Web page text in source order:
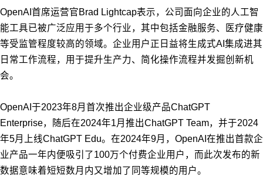
OpenAI首席运营官Brad Lightcap表示，公司面向企业的人工智
能工具已被广泛应用于多个行业，其中包括金融服务、医疗健康
等受监管程度较高的领域。企业用户正日益将生成式AI集成进其
日常工作流程，用于提升生产力、简化操作流程并发掘创新机
会。
OpenAI于2023年8月首次推出企业级产品ChatGPT
Enterprise，随后在2024年1月推出ChatGPT Team，并于2024
年5月上线ChatGPT Edu。在2024年9月，OpenAI在推出首款企
业产品一年内便吸引了100万个付费企业用户，而此次发布的新
数据意味着短短数月内又增加了同等规模的用户。